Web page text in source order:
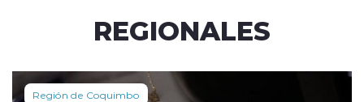
REGIONALES
Región de Coquimbo